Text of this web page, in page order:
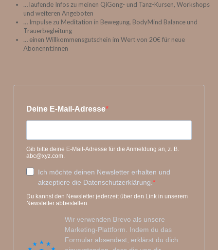
… laufende Infos zu meinen QiGong- und Tanz-Kursen, Workshops
und weiteren Angeboten
… Impulse zu Meditation in Bewegung, BodyMind Balance und
Trauerbegleitung
… einen Willkommensgutschein im Wert von 20€ für neue
Abonennt:innen